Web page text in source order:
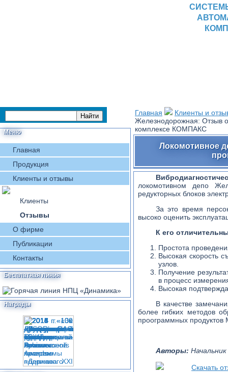
Меню
Главная
Продукция
Клиенты и отзывы
Клиенты
Отзывы
О фирме
Публикации
Контакты
Бесплатная линия
Награды
Главная
Клиенты и
Железнодорожная: Отзыв
комплексе КОМПАКС
Локомотивное
локомотивном депо
редукторных блоков
За это время
высоко оценить
К его
Простота
Высокая скорость
узлов.
Получение
в процесс
Высокая
В качестве
более гибких методов
проoгpaммныx продуктов
Авторы:
Скачать